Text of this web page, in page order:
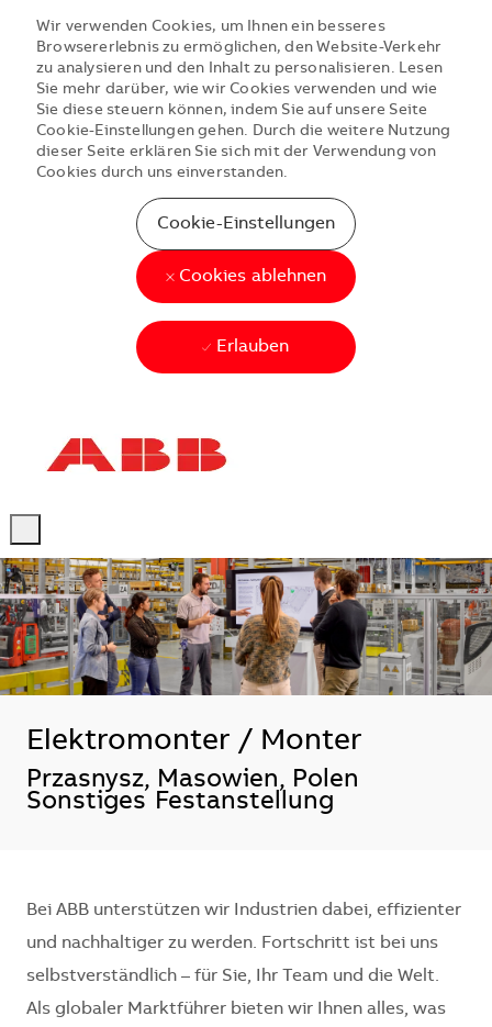
--
Wir verwenden Cookies, um Ihnen ein besseres
Browsererlebnis zu ermöglichen, den Website-Verkehr
zu analysieren und den Inhalt zu personalisieren. Lesen
Sie mehr darüber, wie wir Cookies verwenden und wie
Sie diese steuern können, indem Sie auf unsere Seite
Cookie-Einstellungen gehen. Durch die weitere Nutzung
dieser Seite erklären Sie sich mit der Verwendung von
Cookies durch uns einverstanden.
Cookie-Einstellungen
Cookies ablehnen
Erlauben
Elektromonter / Monter
Standort
Przasnysz, Masowien, Polen
Sonstiges Festanstellung
Bei ABB unterstützen wir Industrien dabei, effizienter
und nachhaltiger zu werden. Fortschritt ist bei uns
selbstverständlich – für Sie, Ihr Team und die Welt.
Als globaler Marktführer bieten wir Ihnen alles, was